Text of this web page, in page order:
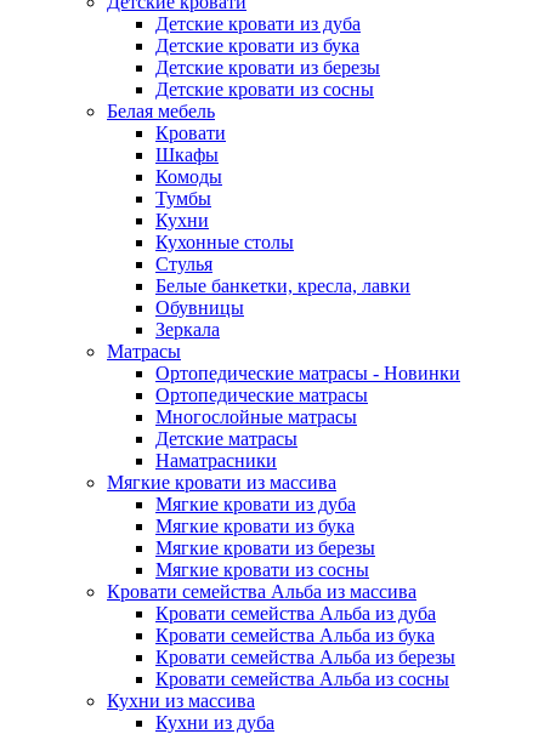
Детские кровати из дуба
Детские кровати из бука
Детские кровати из березы
Детские кровати из сосны
Белая мебель
Кровати
Шкафы
Комоды
Тумбы
Кухни
Кухонные столы
Стулья
Белые банкетки, кресла, лавки
Обувницы
Зеркала
Матрасы
Ортопедические матрасы - Новинки
Ортопедические матрасы
Многослойные матрасы
Детские матрасы
Наматрасники
Мягкие кровати из массива
Мягкие кровати из дуба
Мягкие кровати из бука
Мягкие кровати из березы
Мягкие кровати из сосны
Кровати семейства Альба из массива
Кровати семейства Альба из дуба
Кровати семейства Альба из бука
Кровати семейства Альба из березы
Кровати семейства Альба из сосны
Кухни из массива
Кухни из дуба